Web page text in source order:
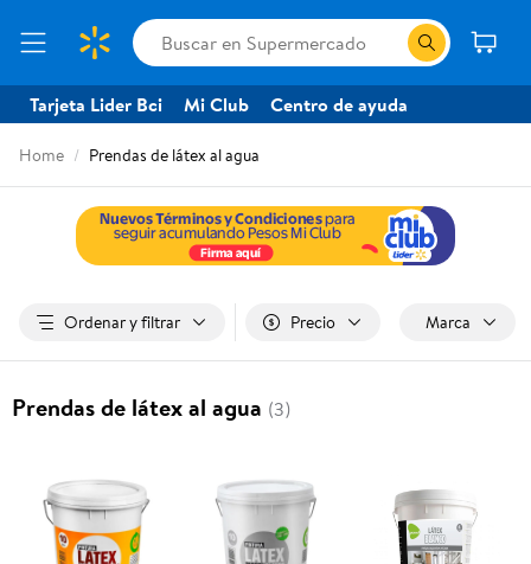
Tarjeta Lider Bci Mi Club Centro de ayuda
Home Prendas de látex al agua
Ordenar y filtrar Precio Marca
Prendas de látex al agua (3)